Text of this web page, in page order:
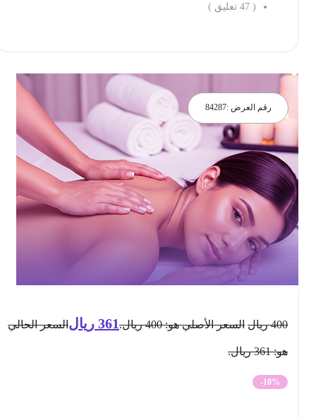
47 تعليق )
رقم العرض :84287
ريال السعر الأصلي هو: 400 ريال. 361 ريال السعر الحالي
-10%